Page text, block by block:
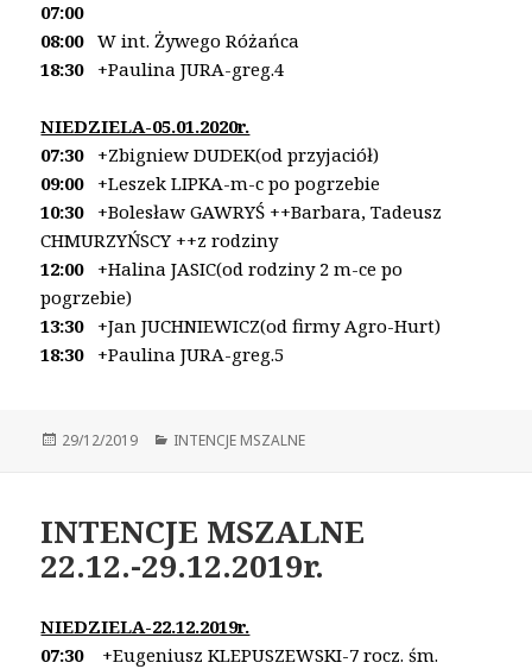
07:00
08:00W int. Żywego Różańca
18:30 +Paulina JURA-greg.4
NIEDZIELA-05.01.2020r.
07:30+Zbigniew DUDEK(od przyjaciół)
09:00+Leszek LIPKA-m-c po pogrzebie
10:30 +Bolesław GAWRYŚ ++Barbara, Tadeusz
CHMURZYŃSCY ++z rodziny
12:00 +Halina JASIC(od rodziny 2 m-ce po
pogrzebie)
13:30 +Jan JUCHNIEWICZ(od firmy Agro-Hurt)
18:30 +Paulina JURA-greg.5
Opublikowano
29/12/2019 Kategorie
INTENCJE MSZALNE
INTENCJE MSZALNE
22.12.-29.12.2019r.
NIEDZIELA-22.12.2019r.
07:30+Eugeniusz KLEPUSZEWSKI-7 rocz. śm.